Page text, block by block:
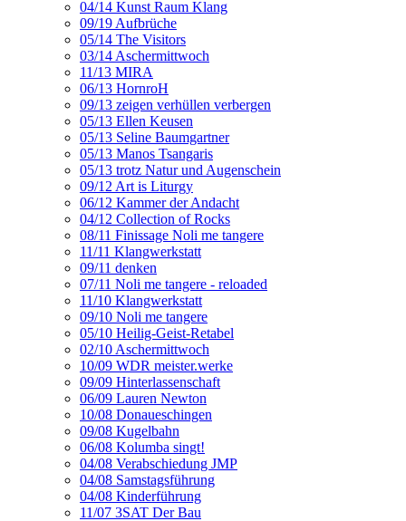
04/14 Kunst Raum Klang
09/19 Aufbrüche
05/14 The Visitors
03/14 Aschermittwoch
11/13 MIRA
06/13 HornroH
09/13 zeigen verhüllen verbergen
05/13 Ellen Keusen
05/13 Seline Baumgartner
05/13 Manos Tsangaris
05/13 trotz Natur und Augenschein
09/12 Art is Liturgy
06/12 Kammer der Andacht
04/12 Collection of Rocks
08/11 Finissage Noli me tangere
11/11 Klangwerkstatt
09/11 denken
07/11 Noli me tangere - reloaded
11/10 Klangwerkstatt
09/10 Noli me tangere
05/10 Heilig-Geist-Retabel
02/10 Aschermittwoch
10/09 WDR meister.werke
09/09 Hinterlassenschaft
06/09 Lauren Newton
10/08 Donaueschingen
09/08 Kugelbahn
06/08 Kolumba singt!
04/08 Verabschiedung JMP
04/08 Samstagsführung
04/08 Kinderführung
11/07 3SAT Der Bau